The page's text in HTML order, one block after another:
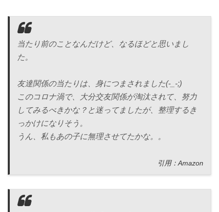
当たり前のことなんだけど、なるほどと思いまし
た。
友達関係の当たりは、身につまされました(-_-;)
このコロナ渦で、大分交友関係が淘汰されて、努力
してみるべきかな？と迷ってましたが、整理するき
っかけになりそう。
うん、私もあの子に無理させてたかな。。
引用：Amazon